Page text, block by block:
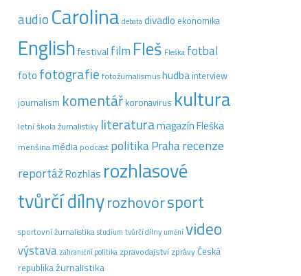
audio Carolina debatadivadlo ekonomika
Englishfestival film Fleš Fleška fotbal
foto fotografie fotožurnalismushudba interview
journalism komentář koronavirus kultura
letní škola žurnalistiky literaturamagazín Fleška
menšinamédia podcast politikaPraharecenze
reportážRozhlas rozhlasové
tvůrčí dílnyrozhovorsport
sportovní žurnalistikastudium tvůrčí dílny uměnívideo
výstava zahraniční politika zpravodajství zprávyČeská
republikažurnalistika